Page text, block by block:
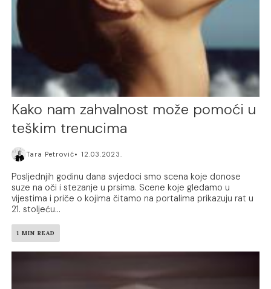
Kako nam zahvalnost može pomoći u
teškim trenucima
Tara Petrović 12.03.2023.
Posljednjih godinu dana svjedoci smo scena koje donose
suze na oči i stezanje u prsima. Scene koje gledamo u
vijestima i priče o kojima čitamo na portalima prikazuju rat u
21. stoljeću...
1 MIN READ